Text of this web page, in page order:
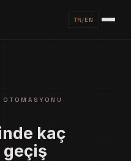
TR/EN
kaç
geçiş